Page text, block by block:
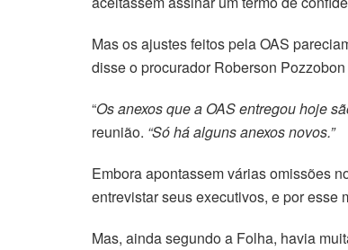
Mas os ajustes feitos pela OAS
disse o procurador Roberson
“Os anexos que a OAS entregou hoje
reunião. “Só há alguns anexos novos.”
Embora apontassem várias omissões
entrevistar seus executivos, e por esse
Mas, ainda segundo a Folha, havia